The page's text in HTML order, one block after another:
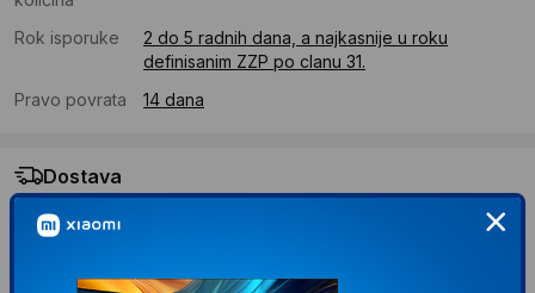
Rok isporuke
2 do 5 radnih dana, a najkasnije u roku
definisanim ZZP po clanu 31.
Pravo povrata
14 dana
Dostava
Standardna dostava se očekuje u roku od 2 do 5 radnih
dana
Troskovi dostave 490 RSD